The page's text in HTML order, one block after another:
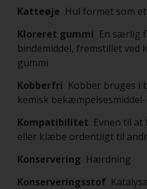
Katteøje Hul formet som
Kloreret gummi En særlig
bindemiddel, fremstillet
gummi
Kobberfri Kobber bruges i
kemisk
Kompatibilitet Evnen til at
eller klæbe ordentligt til
Konservering Hærdning
Konserveringsstof